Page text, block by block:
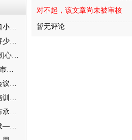
花开拾穗，沐光而行——桥口小学“大美德育之家校和美”暨2022级十岁成长仪式圆满举行
高举队旗跟党走，做新时代好少年—— 新沂市唐店第二小学六一文艺汇演圆满落幕
大美德育铸师魂 匠心育人暖初心 ——墨河中心小学第一期班主任培训活动圆满举行
守护生命 救在身边 ——新沂市新安小学一分校急救知识培训
2025年全市中小学德育工作会议召开
新沂市多部门联合开展校外培训机构专项整治行动
润心赋能，共育未来——我市承办徐州市“润心”行动暨家庭教育宣传周展示活动
对话高考改革与人才培养选拔——我与清北教授面对面
对不起，该文章尚未被审核
暂无评论